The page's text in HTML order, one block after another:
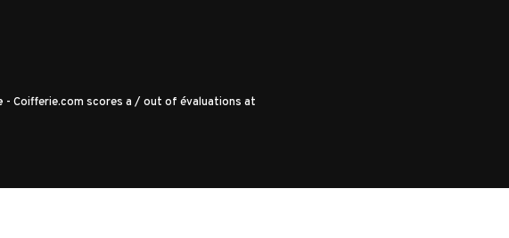
- Coifferie.com scores a / out of évaluations at